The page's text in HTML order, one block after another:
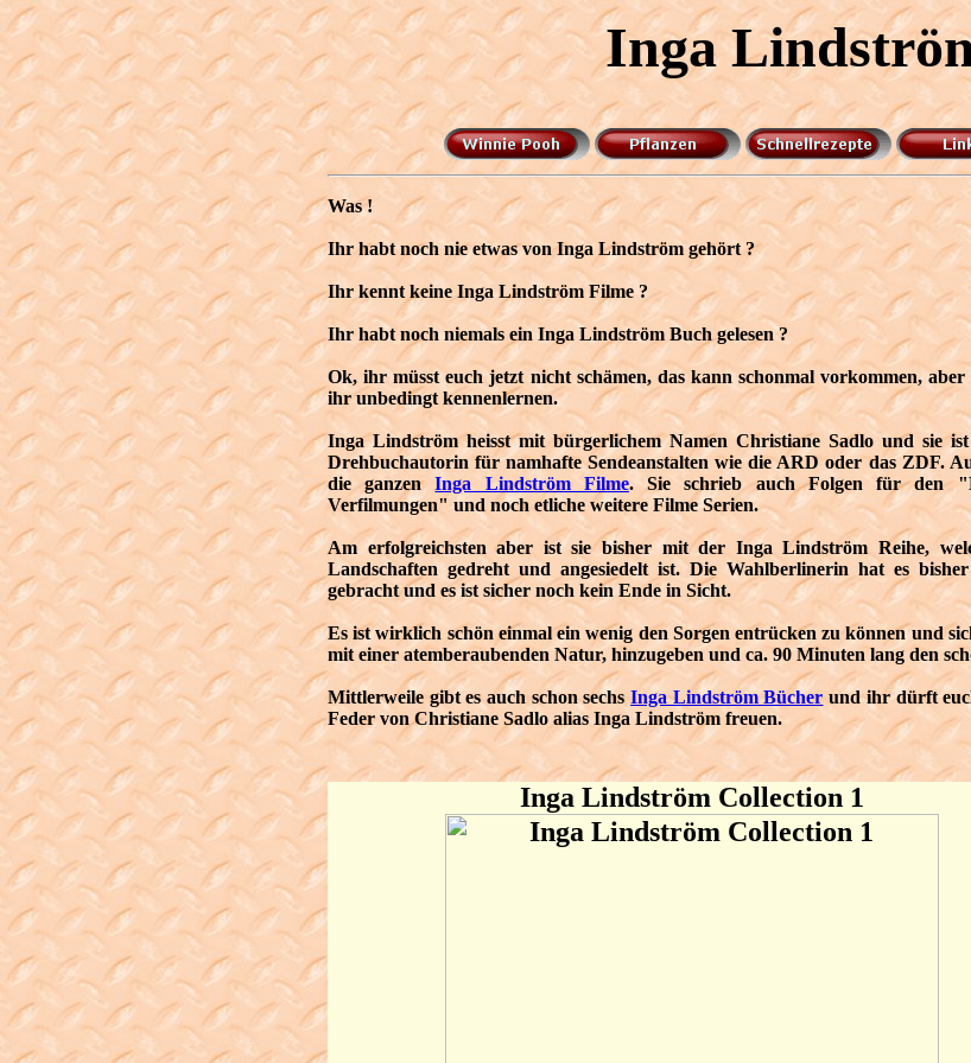
Inga
Was !
Ihr habt noch nie etwas von Inga Lindström gehört ?
Ihr kennt keine Inga Lindström Filme ?
Ihr habt noch niemals ein Inga Lindström Buch gelesen ?
Ok, ihr müsst euch jetzt nicht schämen, das kann schonmal vorkommen,
ihr unbedingt kennenlernen.
Inga Lindström heisst mit bürgerlichem Namen Christiane Sadlo und sie
Drehbuchautorin für namhafte Sendeanstalten wie die ARD oder das ZDF.
die ganzenInga Lindström Filme. Sie schrieb auch Folgen für den
Verfilmungen" und noch etliche weitere Filme Serien.
Am erfolgreichsten aber ist sie bisher mit der Inga Lindström Reihe,
Landschaften gedreht und angesiedelt ist. Die Wahlberlinerin hat es
gebracht und es ist sicher noch kein Ende in Sicht.
Es ist wirklich schön einmal ein wenig den Sorgen entrücken zu können und
mit einer atemberaubenden Natur, hinzugeben und ca. 90 Minuten lang den
Mittlerweile gibt es auch schon sechsInga Lindström Bücher und ihr dürft
Feder von Christiane Sadlo alias Inga Lindström freuen.
Inga Lindström Collection 1